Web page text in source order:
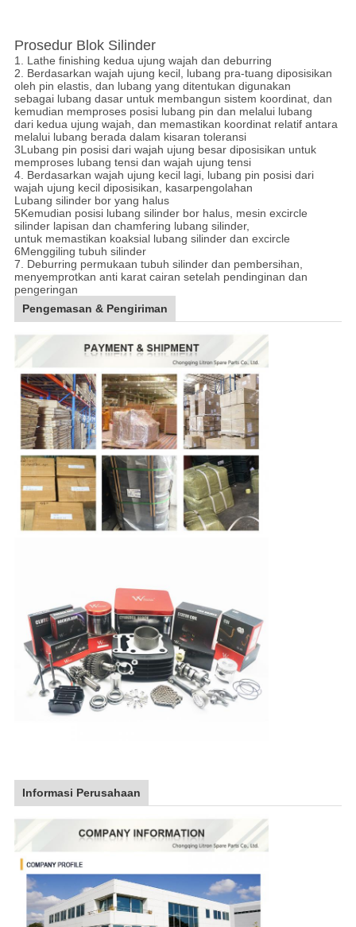
Prosedur Blok Silinder
1. Lathe finishing kedua ujung wajah dan deburring
2. Berdasarkan wajah ujung kecil, lubang pra-tuang diposisikan
oleh pin elastis, dan lubang yang ditentukan digunakan
sebagai lubang dasar untuk membangun sistem koordinat, dan
kemudian memproses posisi lubang pin dan melalui lubang
dari kedua ujung wajah, dan memastikan koordinat relatif antara
melalui lubang berada dalam kisaran toleransi
3Lubang pin posisi dari wajah ujung besar diposisikan untuk
memproses lubang tensi dan wajah ujung tensi
4. Berdasarkan wajah ujung kecil lagi, lubang pin posisi dari
wajah ujung kecil diposisikan, kasarpengolahan
Lubang silinder bor yang halus
5Kemudian posisi lubang silinder bor halus, mesin excircle
silinder lapisan dan chamfering lubang silinder,
untuk memastikan koaksial lubang silinder dan excircle
6Menggiling tubuh silinder
7. Deburring permukaan tubuh silinder dan pembersihan,
menyemprotkan anti karat cairan setelah pendinginan dan
pengeringan
Pengemasan & Pengiriman
Informasi Perusahaan